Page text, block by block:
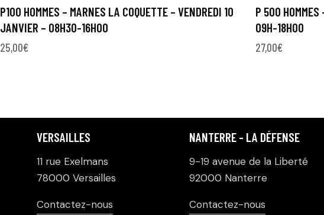
P100 HOMMES – MARNES LA COQUETTE – VENDREDI 10
JANVIER – 08H30-16H00
25,00€
P 500 HOMMES
09H-18H00
27,00€
VERSAILLES
11 rue Exelmans
78000 Versailles
Contactez-nous
NANTERRE - LA DÉFENSE
9-19 avenue de la Liberté
92000 Nanterre
Contactez-nous